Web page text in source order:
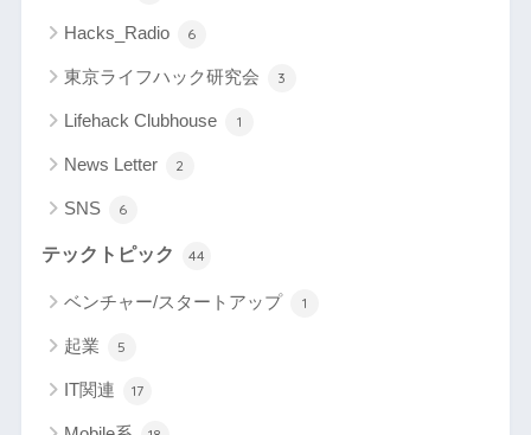
Hacks_Radio 6
東京ライフハック研究会 3
Lifehack Clubhouse 1
News Letter 2
SNS 6
テックトピック 44
ベンチャー/スタートアップ 1
起業 5
IT関連 17